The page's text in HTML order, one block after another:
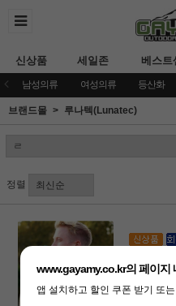
신상품 세일존 베스트
남성의류 여성의류 등산화
브랜드몰 루나텍(Lunatec)
정렬
www.gayamy.co.kr의 페이지
앱 설치하고 할인 쿠폰 받기 또는